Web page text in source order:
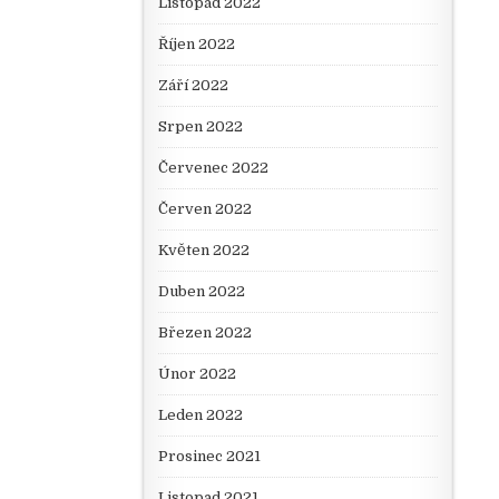
Říjen 2022
Září 2022
Srpen 2022
Červenec 2022
Červen 2022
Květen 2022
Duben 2022
Březen 2022
Únor 2022
Leden 2022
Prosinec 2021